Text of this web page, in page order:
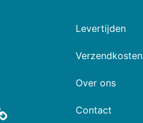
Levertijden
Verzendkosten
Over ons
Contact